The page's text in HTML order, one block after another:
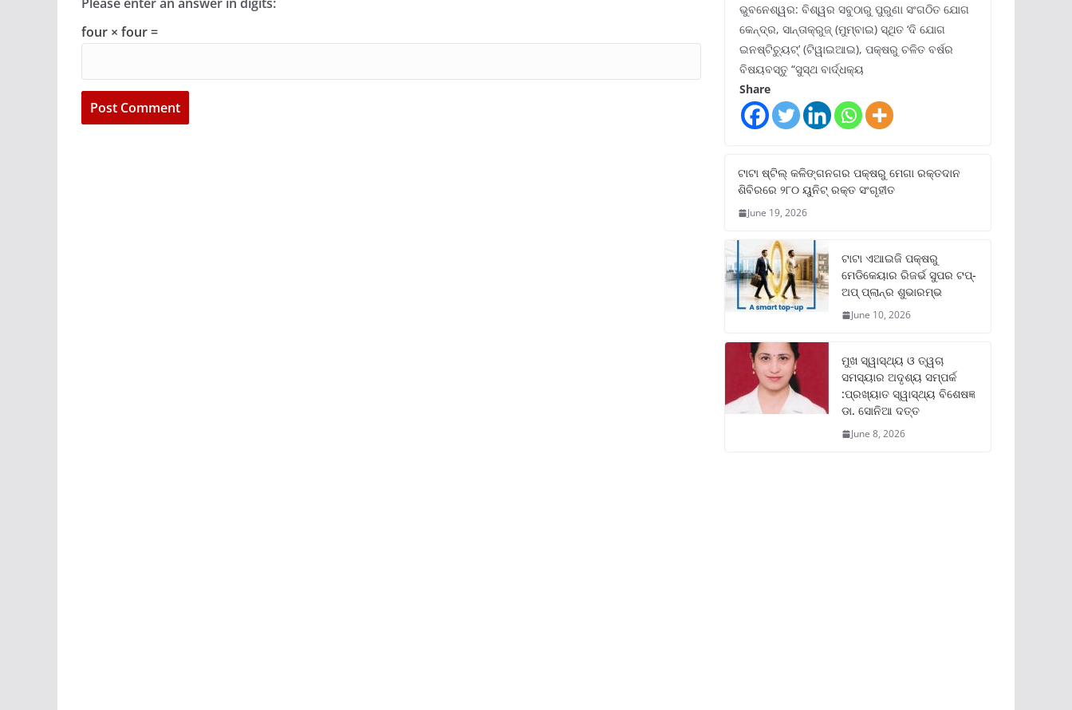
four × four =
ଭୁବନେଶ୍ୱର: ବିଶ୍ୱର ସବୁଠାରୁ ପୁରୁଣା ସଂଗଠିତ ଯୋଗ
କେନ୍ଦ୍ର, ସାନ୍ତାକ୍ରୁଜ୍ (ମୁମ୍ବାଇ) ସ୍ଥିତ ‘ଦି ଯୋଗ
ଇନଷ୍ଟିଚ୍ୟୁଟ୍‌’ (ଟିୱାଇଆଇ), ପକ୍ଷରୁ ଚଳିତ ବର୍ଷର
ବିଷୟବସ୍ତୁ “ସୁସ୍ଥ ବାର୍ଦ୍ଧକ୍ୟ
Share
ଟାଟା ଷ୍ଟିଲ୍‌ କଳିଙ୍ଗନଗର ପକ୍ଷରୁ ମେଗା ରକ୍ତଦାନ
ଶିବିରରେ ୨୮୦ ୟୁନିଟ୍‌ ରକ୍ତ ସଂଗୃହୀତ
June 19, 2026
ଟାଟା ଏଆଇଜି ପକ୍ଷରୁ
ମେଡିକେୟାର ରିଜର୍ଭ ସୁପର ଟପ୍‌-
ଅପ୍ ପ୍ଲାନ୍‌ର ଶୁଭାରମ୍ଭ
June 10, 2026
ମୁଖ ସ୍ୱାସ୍ଥ୍ୟ ଓ ତ୍ୱଚା
ସମସ୍ୟାର ଅଦୃଶ୍ୟ ସମ୍ପର୍କ
:ପ୍ରଖ୍ୟାତ ସ୍ୱାସ୍ଥ୍ୟ ବିଶେଷଜ୍ଞ
ଡା. ସୋନିଆ ଦତ୍ତ
June 8, 2026